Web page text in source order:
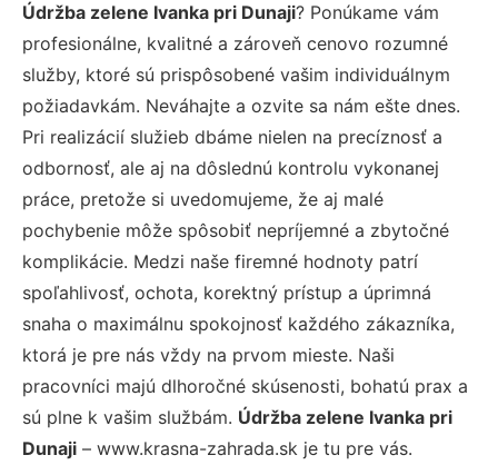
Údržba zelene Ivanka pri Dunaji? Ponúkame vám
profesionálne, kvalitné a zároveň cenovo rozumné
služby, ktoré sú prispôsobené vašim individuálnym
požiadavkám. Neváhajte a ozvite sa nám ešte dnes.
Pri realizácií služieb dbáme nielen na precíznosť a
odbornosť, ale aj na dôslednú kontrolu vykonanej
práce, pretože si uvedomujeme, že aj malé
pochybenie môže spôsobiť nepríjemné a zbytočné
komplikácie. Medzi naše firemné hodnoty patrí
spoľahlivosť, ochota, korektný prístup a úprimná
snaha o maximálnu spokojnosť každého zákazníka,
ktorá je pre nás vždy na prvom mieste. Naši
pracovníci majú dlhoročné skúsenosti, bohatú prax a
sú plne k vašim službám. Údržba zelene Ivanka pri
Dunaji – www.krasna-zahrada.sk je tu pre vás.